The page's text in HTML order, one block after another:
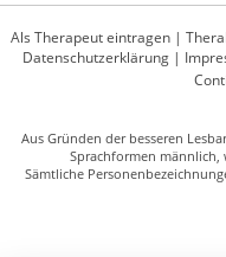
Als Therapeut eintragen |
Datenschutzerklärung|
Aus Gründen der besseren
Sprachformen
Sämtliche